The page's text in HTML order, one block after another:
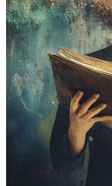
Amir
אלמנטור #469
הספר
קיור
חינוך דיגיטלי